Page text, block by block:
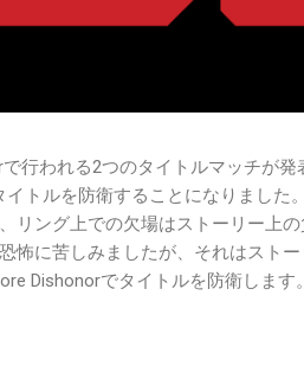
行われる2つのタイトルマッチが
トルを防衛することになりました
リング上での欠場はストーリー上
怖に苦しみましたが、それはスト
Dishonorでタイトルを防衛します
とタイムリミットで引き分けたの
されていません。 Wrestling